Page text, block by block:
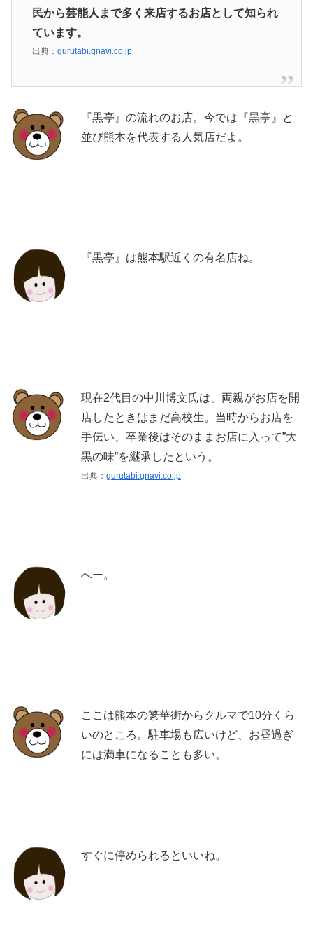
民から芸能人まで多く来店するお店として知られ
ています。
出典： gurutabi.gnavi.co.jp
『黒亭』の流れのお店。今では『黒亭』と
並び熊本を代表する人気店だよ。
『黒亭』は熊本駅近くの有名店ね。
現在2代目の中川博文氏は、両親がお店を開
店したときはまだ高校生。当時からお店を
手伝い、卒業後はそのままお店に入って”大
黒の味”を継承したという。
出典： gurutabi.gnavi.co.jp
へー。
ここは熊本の繁華街からクルマで10分くら
いのところ。駐車場も広いけど、お昼過ぎ
には満車になることも多い。
すぐに停められるといいね。